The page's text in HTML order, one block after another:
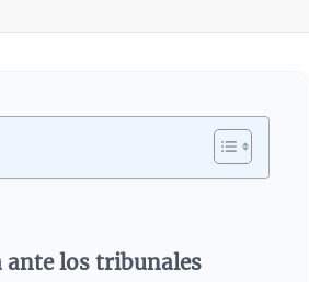
ante los tribunales